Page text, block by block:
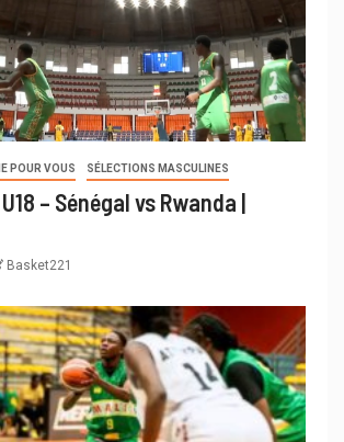
POUR VOUS SÉLECTIONS MASCULINES
– Sénégal vs Rwanda |
Basket221